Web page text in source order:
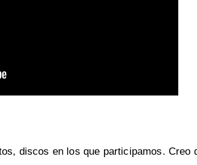
discos en los que participamos. Creo